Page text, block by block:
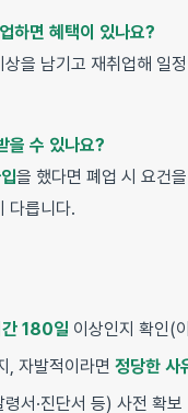
하면 혜택이 있나요?
을 남기고 재취업해 일
을 수 있나요?
을 했다면 폐업 시 요건
다릅니다.
간 180일 이상인지 확인(
, 자발적이라면 정당한 사
서·진단서 등) 사전 확보